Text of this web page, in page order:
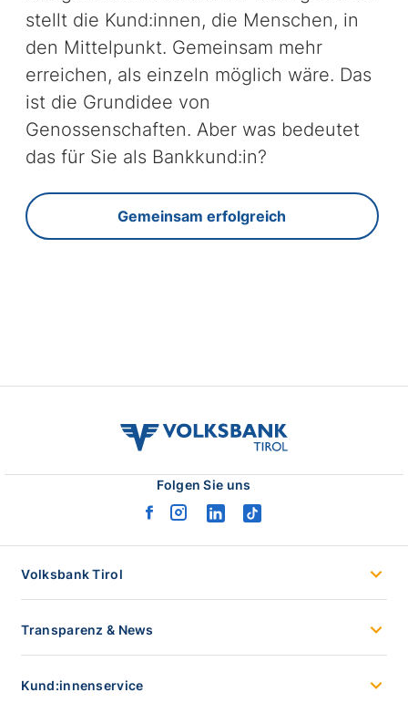
stellt die Kund:innen, die Menschen, in
den Mittelpunkt. Gemeinsam mehr
erreichen, als einzeln möglich wäre. Das
ist die Grundidee von
Genossenschaften. Aber was bedeutet
das für Sie als Bankkund:in?
Gemeinsam erfolgreich
volksbank
Folgen Sie uns
facebook
instagram
linkedintiktok
Volksbank Tirol
Transparenz & News
Kund:innenservice